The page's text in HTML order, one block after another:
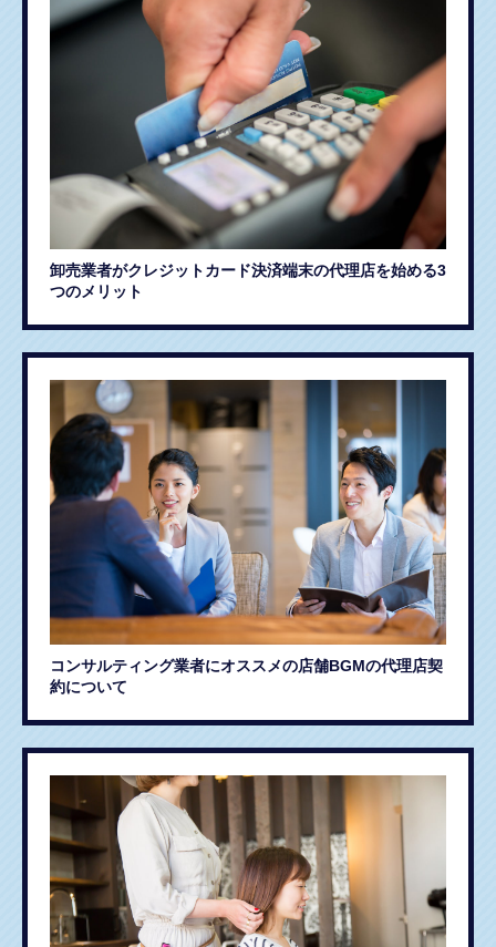
卸売業者がクレジットカード決済端末の代理店を始める3
つのメリット
コンサルティング業者にオススメの店舗BGMの代理店契
約について